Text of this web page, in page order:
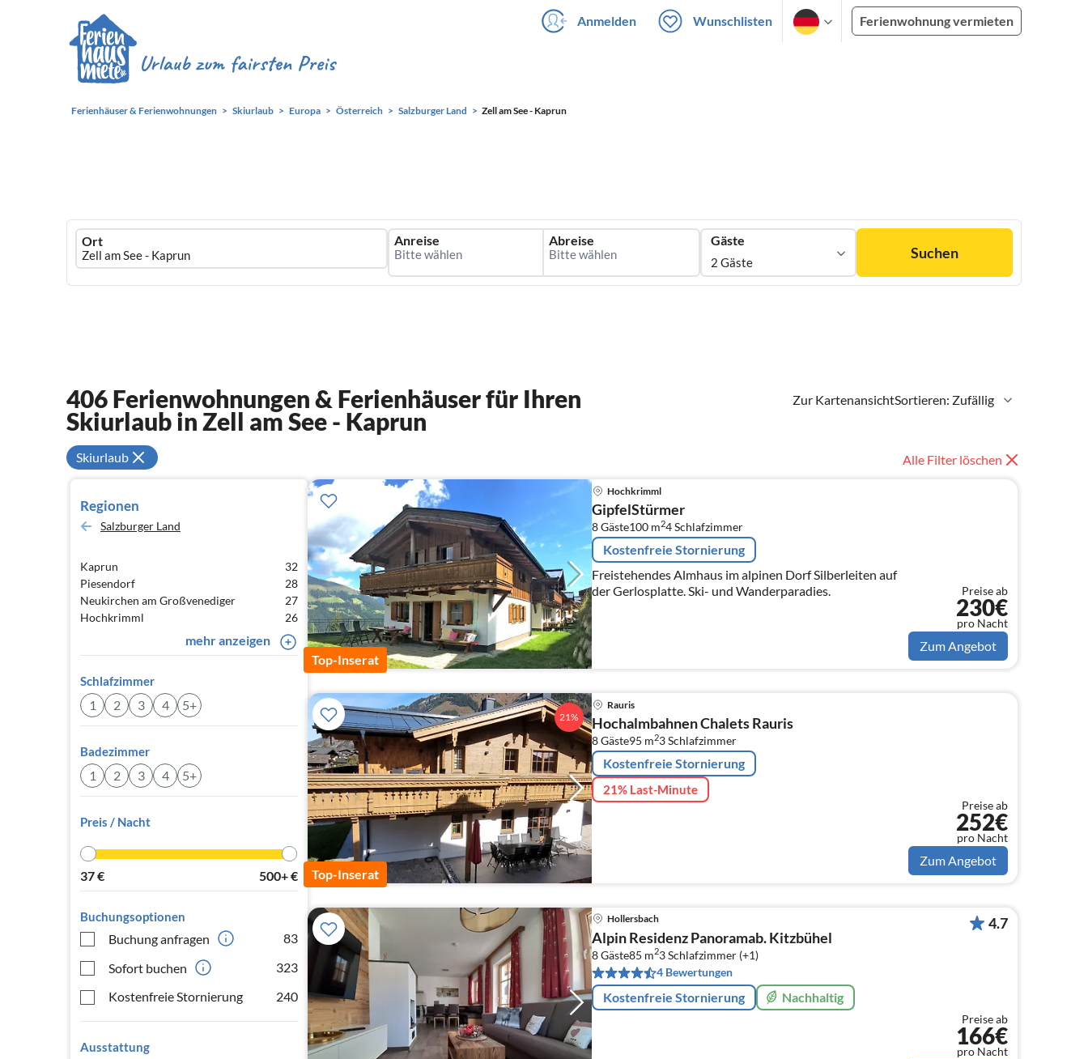
Anmelden Wunschlisten Ferienwohnung vermieten
Ferienhäuser & Ferienwohnungen Skiurlaub Europa Österreich Salzburger Land Zell am See - Kaprun
Ferienhausmiete
logo
Ort Anreise Abreise Gäste
2 Gäste
Suchen
Zur KartenansichtSortieren: Zufällig
406 Ferienwohnungen & Ferienhäuser für Ihren
Skiurlaub in Zell am See - Kaprun
Skiurlaub Alle Filter löschen
Regionen
Salzburger Land
Kaprun
32
Piesendorf
28
Neukirchen am Großvenediger
27
Hochkrimml
26
mehr anzeigen
Schlafzimmer
1 2 3 4 5+
Badezimmer
1 2 3 4 5+
Preis / Nacht
37€ 500+€
Buchungsoptionen
Buchung anfragen
83
Sofort buchen
323
Kostenfreie Stornierung
240
Ausstattung
Top-Inserat
Hochkrimml
GipfelStürmer
8 Gäste100 m24Schlafzimmer
Kostenfreie Stornierung
Freistehendes Almhaus im alpinen Dorf Silberleiten auf
der Gerlosplatte. Ski- und Wanderparadies.
Preise ab
230€
pro Nacht
Zum Angebot
Top-Inserat
21%
Rauris
Hochalmbahnen Chalets Rauris
8 Gäste95 m23Schlafzimmer
Kostenfreie Stornierung
21% Last-Minute
Preise ab
252€
pro Nacht
Zum Angebot
Hollersbach
Alpin Residenz Panoramab. Kitzbühel
8 Gäste85 m23Schlafzimmer (+1)
4 Bewertungen
Kostenfreie Stornierung Nachhaltig
4.7
Preise ab
166€
pro Nacht